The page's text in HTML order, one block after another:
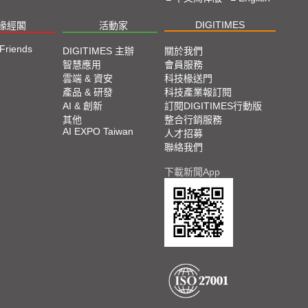
經閣 活動家 DIGITIMES
DIGITIMES 主辦
智慧應用
雲端 & 資安
產品 & 研發
AI & 創新
其他
AI EXPO Taiwan
關於我們
會員服務
科技椽送門
科技產業報訂閱
訂閱DIGITIMES行動版
整合行銷服務
人才招募
聯絡我們
下載新聞App